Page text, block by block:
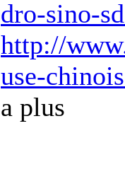
dro-sino-
http://
use-
a plus